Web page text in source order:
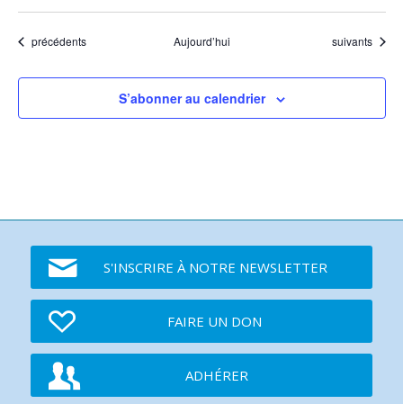
Événements
précédents Aujourd’hui Événements
suivants
S’abonner au calendrier
S'INSCRIRE À NOTRE NEWSLETTER
FAIRE UN DON
ADHÉRER